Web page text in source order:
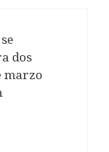
dos
marzo